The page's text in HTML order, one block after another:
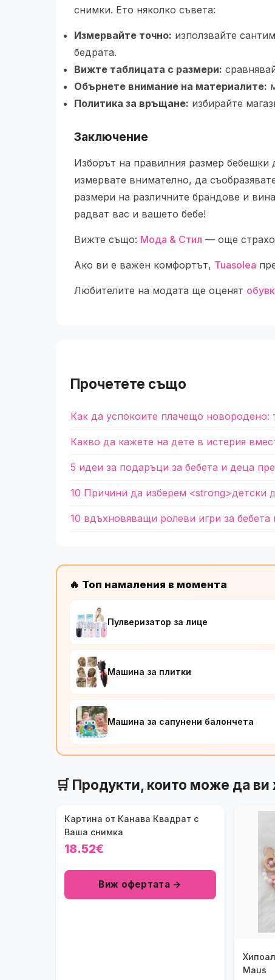
снимки. Ето няколко съвета:
Измервайте точно: използвайте
бедрата.
Вижте таблицата с размери:
Обърнете внимание на материалите:
Политика за връщане: избирайте
Заключение
Изборът на правилния размер
измервате внимателно, да
размери на различните брандове и
радват вас и вашето бебе!
Вижте също: Мода & Стил — още
Ако ви е важен комфортът, Tuasolea
Любителите на модата ще оценят
Прочетете също
Как да успокоите плачещо новородено:
Какво да кажете на дете в истерия
5 идеи за подаръци за бебета и деца
10 Причини да изберем <strong>детски
10 вдъхновяващи ролеви игри за бебета
🔥 Топ намаления в момента
Пулверизатор за лице
Машина за плитки
Машина за сапунени балончета
🛒 Продукти, които може да ви
Картина от Канава Квадрат с
Ваша снимка
18.52€
Виж офертата →
Maus